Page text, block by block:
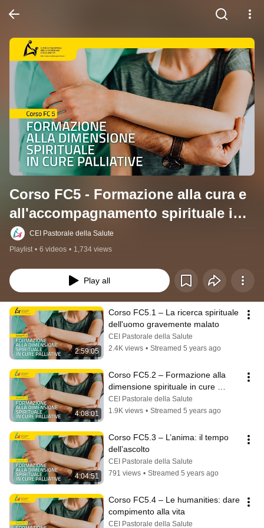
Corso FC5 - Formazione alla cura e
all'accompagnamento spirituale in
cure palliative
CEI Pastorale della Salute
Playlist • 6 videos • 1,734 views
Play all
2:59:05
Corso FC5.1 – La ricerca spirituale
dell'uomo gravemente malato
CEI Pastorale della Salute
2.4K views • Streamed 5 years ago
4:08:01
Corso FC5.2 – Formazione alla
dimensione spirituale in cure
palliative
CEI Pastorale della Salute
1.9K views • Streamed 5 years ago
4:04:51
Corso FC5.3 – L’anima: il tempo
dell’ascolto
CEI Pastorale della Salute
791 views • Streamed 5 years ago
Corso FC5.4 – Le humanities: dare
compimento alla vita
CEI Pastorale della Salute